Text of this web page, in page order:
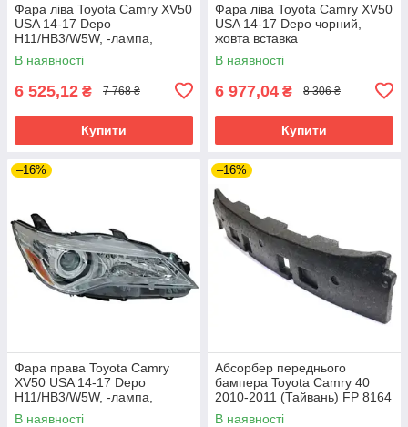
Фара ліва Toyota Camry XV50
USA 14-17 Depo
H11/HB3/W5W, -лампа,
жовт.вставка
В наявності
6 525,12 ₴ 7 768 ₴
Купити
Фара ліва Toyota Camry XV50
USA 14-17 Depo чорний,
жовта вставка
В наявності
6 977,04 ₴ 8 306 ₴
Купити
–16%
Фара права Toyota Camry
XV50 USA 14-17 Depo
H11/HB3/W5W, -лампа,
жовт.вставка
В наявності
–16%
Абсорбер переднього
бампера Toyota Camry 40
2010-2011 (Тайвань) FP 8164
948
В наявності